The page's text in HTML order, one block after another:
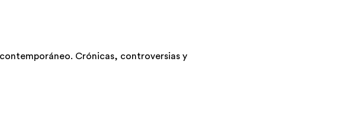
Crónicas, controversias y